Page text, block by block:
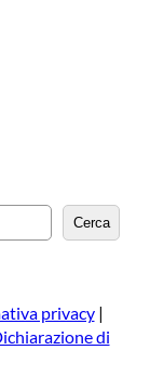
Cerca
privacy|
di